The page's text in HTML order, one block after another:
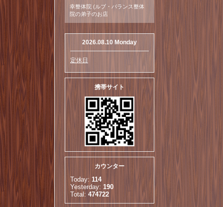
幸整体院 (ルブ・バランス整体
院の弟子のお店
2026.08.10 Monday
定休日
携帯サイト
カウンター
Today: 114
Yesterday: 190
Total: 474722